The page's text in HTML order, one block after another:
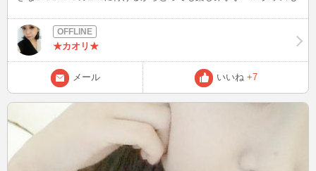
是非チャットでBIGBANGトークしたいですね♪ww
★カオリ★
メール いいね +7